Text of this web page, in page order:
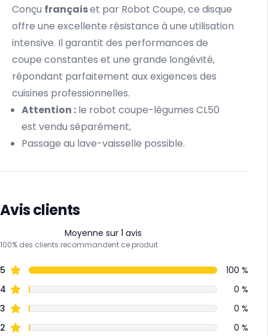
Conçu françaiset par Robot Coupe, ce disque
offre une excellente résistance à une utilisation
intensive. Il garantit des performances de
coupe constantes et une grande longévité,
répondant parfaitement aux exigences des
cuisines professionnelles.
Attention : le robot coupe-légumes CL50
est vendu séparément,
Passage au lave-vaisselle possible.
Avis clients
Moyenne sur 1 avis
100% des clients recommandent ce produit
5
100 %
4
0 %
3
0 %
2
0 %